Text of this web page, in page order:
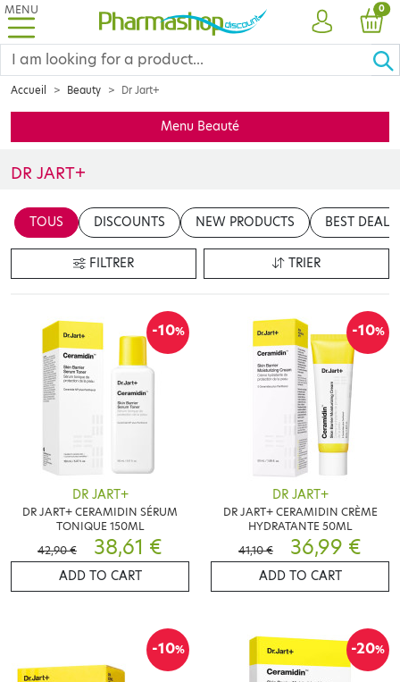
MENU
ACCOUNT
0
Accueil Beauty Dr Jart+
Menu Beauté
DR JART+
en cliquant sur le bouton "Modifier le contenu"
TOUS DISCOUNTS NEW PRODUCTS BEST DEALS
FILTRER TRIER
-10%
DR JART+
DR JART+ CERAMIDIN SÉRUM
TONIQUE 150ML
42,90 €
38,61 €
ADD TO CART
-10%
DR JART+
DR JART+ CERAMIDIN CRÈME
HYDRATANTE 50ML
41,10 €
36,99 €
ADD TO CART
-10% -20%